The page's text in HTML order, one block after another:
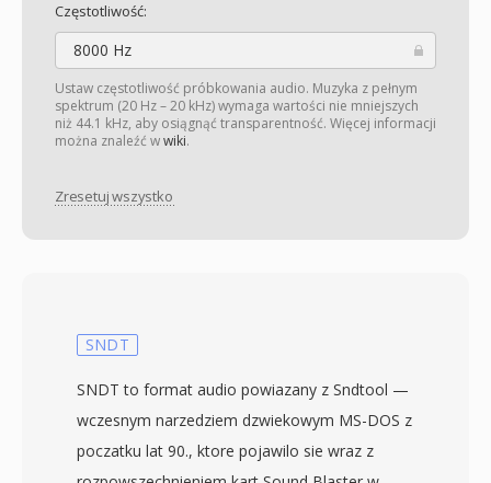
Częstotliwość:
8000 Hz
Ustaw częstotliwość próbkowania audio. Muzyka z pełnym
spektrum (20 Hz – 20 kHz) wymaga wartości nie mniejszych
niż 44.1 kHz, aby osiągnąć transparentność. Więcej informacji
można znaleźć wwiki.
Zresetuj wszystko
SNDT
SNDT to format audio powiazany z Sndtool —
wczesnym narzedziem dzwiekowym MS-DOS z
poczatku lat 90., ktore pojawilo sie wraz z